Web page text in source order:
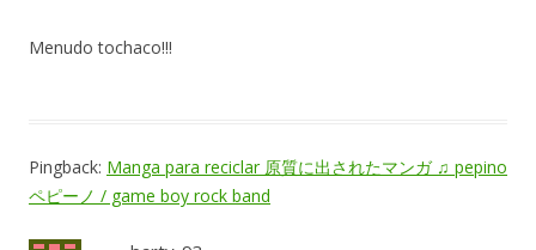
Menudo tochaco!!!
Pingback: Manga para reciclar 原質に出されたマンガ ♫ pepino
ペピーノ / game boy rock band